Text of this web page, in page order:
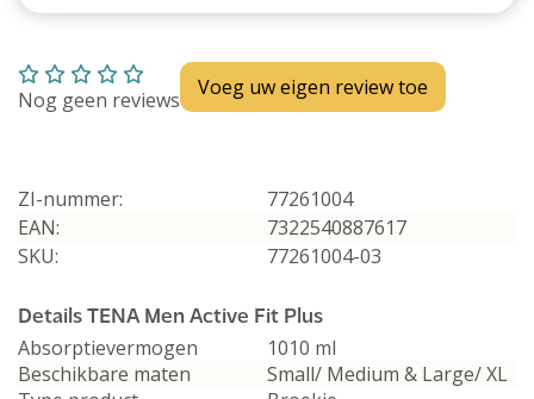
Nog geen reviews Voeg uw eigen review toe
ZI-nummer:
77261004
EAN:
7322540887617
SKU:
77261004-03
Details TENA Men Active Fit Plus
Absorptievermogen
1010 ml
Beschikbare maten
Small/ Medium & Large/ XL